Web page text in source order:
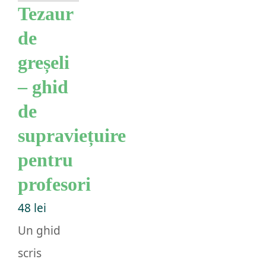
Tezaur
de
greșeli
– ghid
de
supraviețuire
pentru
profesori
48 lei
Un ghid
scris